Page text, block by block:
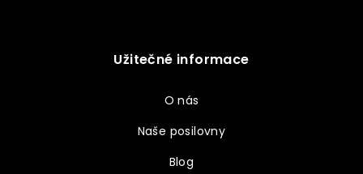
Užitečné informace
O nás
Naše posilovny
Blog